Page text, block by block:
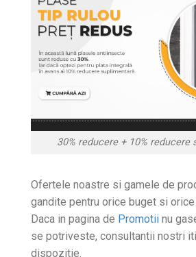
30% reducere + 10% reducere
Ofertele noastre si gamele de
gandite pentru orice buget si
Daca in pagina de Promotii nu
se potriveste, consultantii nostri
dispozitie.